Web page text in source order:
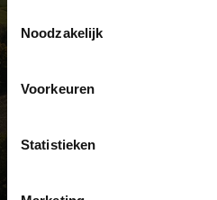
Noodzakelijk
Voorkeuren
Statistieken
trots op. Wij
passie voor fietsen.